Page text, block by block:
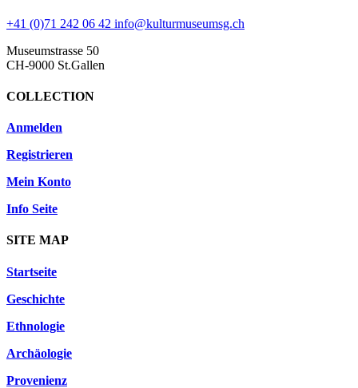
+41 (0)71 242 06 42 info@kulturmuseumsg.ch
Museumstrasse 50
CH-9000 St.Gallen
COLLECTION
Anmelden
Registrieren
Mein Konto
Info Seite
SITE MAP
Startseite
Geschichte
Ethnologie
Archäologie
Provenienz